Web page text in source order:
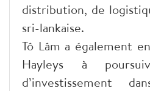
distribution, de
sri-lankaise.
Tô Lâm a également
Hayleys à
d’investissement